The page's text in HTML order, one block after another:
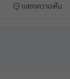
แสดงความเห็น